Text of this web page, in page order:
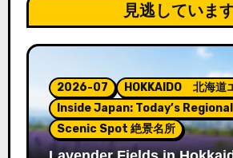
見逃していま
2026-07
HOKKAIDO 北海道
Inside Japan: Today’s
Scenic Spot 絶景名所